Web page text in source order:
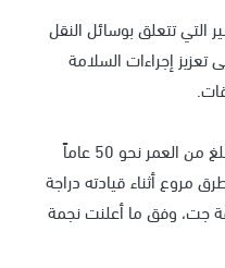
التي تتعلق بوسائل النقل
تعزيز إجراءات السلامة
وفي وقت سابق من اليوم، لقي رجل يبلغ من العمر نحو 50 عاماً
مروع أثناء قيادته دراجة
باقة جت، وفق ما أعلنت نجمة